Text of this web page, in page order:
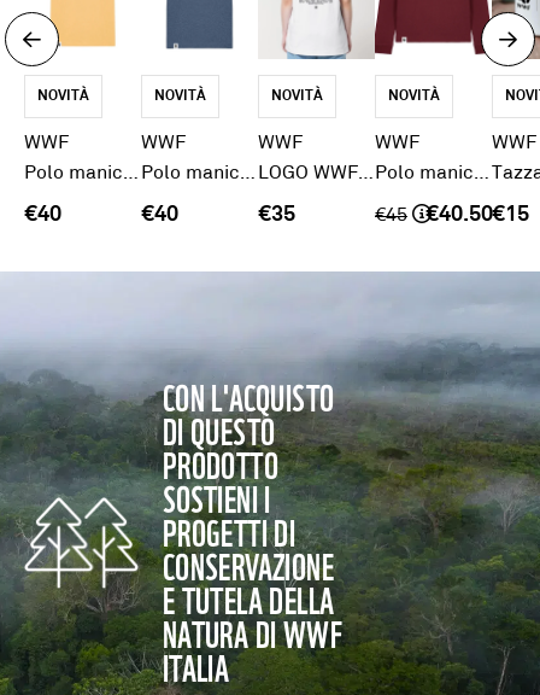
NOVITÀ
WWF
Polo maniche corte nespola
€40
NOVITÀ
WWF
Polo maniche corte blu melange
€40
NOVITÀ
WWF
LOGO WWF - t-shirt oversize con stampa
€35
NOVITÀ
WWF
Polo maniche lunghe Burgundy
€45 €40.50
WWF
€15
CON L'ACQUISTO
DI QUESTO
PRODOTTO
SOSTIENI I
PROGETTI DI
CONSERVAZIONE
E TUTELA DELLA
NATURA DI WWF
ITALIA